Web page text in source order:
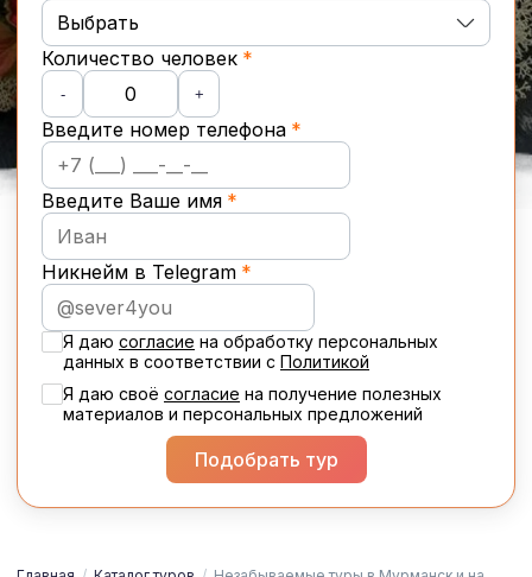
Выбрать
Осень
Зима
Весна
Лето
Новогодние туры
Количество человек
- +
Введите номер телефона
Введите Ваше имя
Никнейм в Telegram
Я даю согласие на обработку персональных
данных в соответствии с Политикой
Я даю своё cогласие на получение полезных
материалов и персональных предложений
Подобрать тур